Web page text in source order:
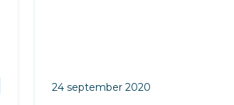
24 september 2020